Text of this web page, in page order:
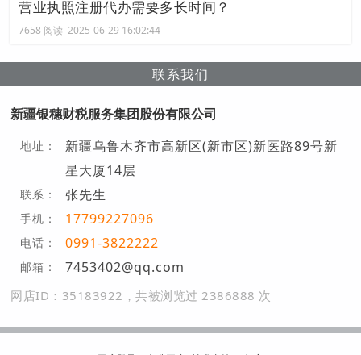
营业执照注册代办需要多长时间？
7658 阅读 2025-06-29 16:02:44
联系我们
新疆银穗财税服务集团股份有限公司
地址：
新疆乌鲁木齐市高新区(新市区)新医路89号新
星大厦14层
联系： 张先生
手机： 17799227096
电话： 0991-3822222
邮箱： 7453402@qq.com
网店ID：35183922，共被浏览过 2386888 次